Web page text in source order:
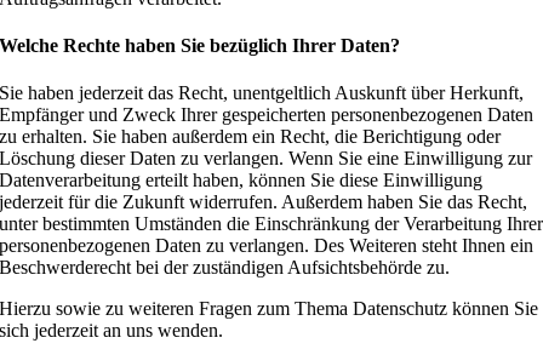
Welche Rechte haben Sie bezüglich Ihrer Daten?
Sie haben jederzeit das Recht, unentgeltlich Auskunft über Herkunft,
Empfänger und Zweck Ihrer gespeicherten personenbezogenen Daten
zu erhalten. Sie haben außerdem ein Recht, die Berichtigung oder
Löschung dieser Daten zu verlangen. Wenn Sie eine Einwilligung zur
Datenverarbeitung erteilt haben, können Sie diese Einwilligung
jederzeit für die Zukunft widerrufen. Außerdem haben Sie das Recht,
unter bestimmten Umständen die Einschränkung der Verarbeitung Ihrer
personenbezogenen Daten zu verlangen. Des Weiteren steht Ihnen ein
Beschwerderecht bei der zuständigen Aufsichtsbehörde zu.
Hierzu sowie zu weiteren Fragen zum Thema Datenschutz können Sie
sich jederzeit an uns wenden.